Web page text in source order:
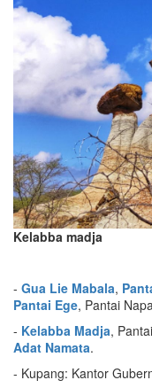
Kelabba madja
- Gua Lie Mabala,
Pantai Ege, Pantai
- Kelabba Madja,
Adat Namata.
- Kupang: Kantor